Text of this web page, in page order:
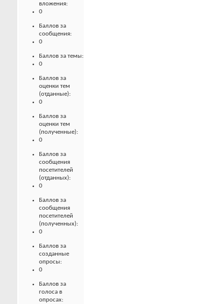
вложения:
0
Баллов за
сообщения:
0
Баллов за темы:
0
Баллов за
оценки тем
(отданные):
0
Баллов за
оценки тем
(полученные):
0
Баллов за
сообщения
посетителей
(отданных):
0
Баллов за
сообщения
посетителей
(полученных):
0
Баллов за
созданные
опросы:
0
Баллов за
голоса в
опросах: